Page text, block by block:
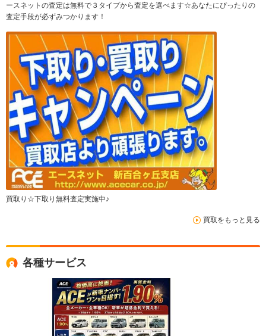
ースネットの査定は無料で３タイプから査定を選べます☆あなたにぴったりの
査定手段が必ずみつかります！
買取り☆下取り無料査定実施中♪
買取をもっと見る
各種サービス